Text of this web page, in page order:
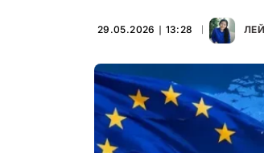
29.05.2026 ∣ 13:28